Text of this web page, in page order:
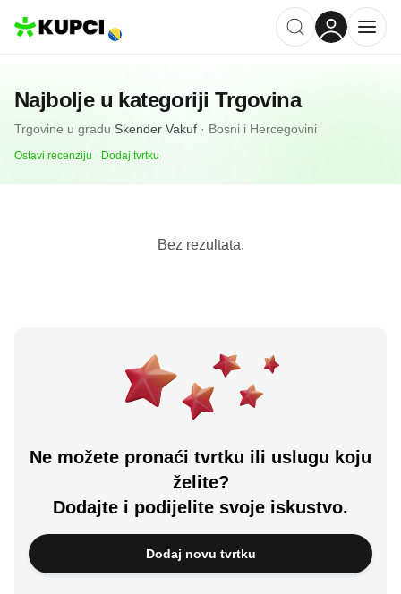
Najbolje u kategoriji Trgovina
Trgovine u gradu Skender Vakuf · Bosni i Hercegovini
Ostavi recenziju Dodaj tvrtku
Bez rezultata.
Ne možete pronaći tvrtku ili uslugu koju
želite?
Dodajte i podijelite svoje iskustvo.
Dodaj novu tvrtku